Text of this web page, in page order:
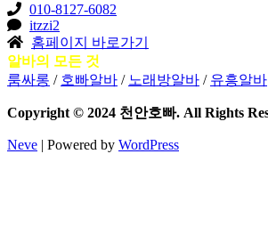
010-8127-6082
itzzi2
홈페이지 바로가기
알바의 모든 것
룸싸롱 / 호빠알바 / 노래방알바 / 유흥알바
Copyright © 2024 천안호빠. All Rights
Neve | Powered by WordPress